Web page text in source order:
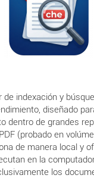
de indexación y
diseñado
dentro de grandes
(probado en
de manera local y
en la
los